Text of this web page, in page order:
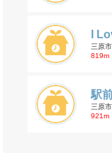
I
三原
819m
駅
三原
921m